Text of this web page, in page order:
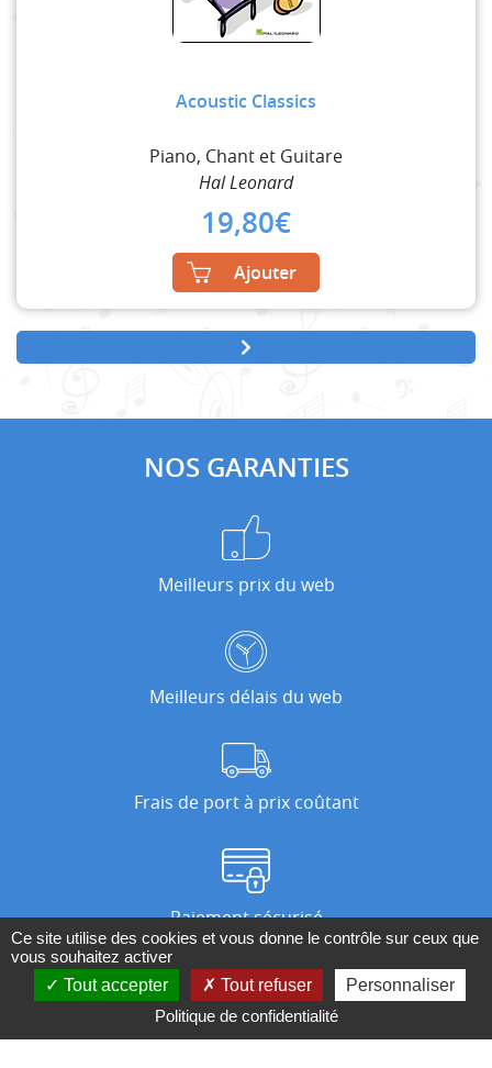
Acoustic Classics
Piano, Chant et Guitare
Hal Leonard
19,80€
Ajouter
NOS GARANTIES
Meilleurs prix du web
Meilleurs délais du web
Frais de port à prix coûtant
Paiement sécurisé
Nos magasins
Ce site utilise des cookies et vous donne le contrôle sur ceux que
vous souhaitez activer
Tout accepter
Tout refuser
Personnaliser
Politique de confidentialité